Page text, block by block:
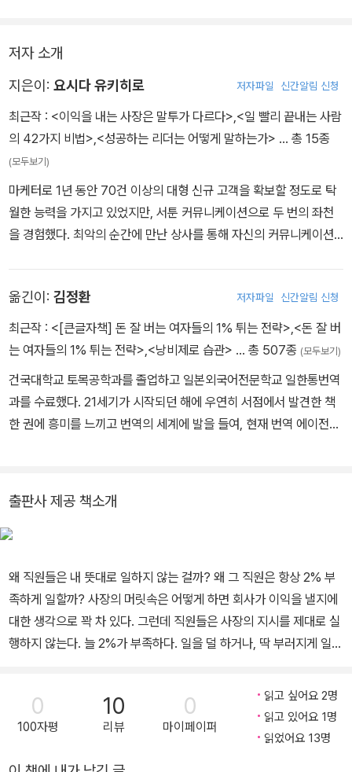
왜 직원들은 항상 내 말대로 일하지 않을까? 연간 130번 이상 강연을
하는 저자에게 수많은 사장이 고민을 토로하는데 가장 많았던 고민이
듣는 직원 간의 틈이 넓다는 뜻이다. 왜 사장이 하는 말을 직원은 못
알아들을까? 직원 잘못일까? 아니다. 사장 잘못이다.
사장의 머릿속에 있는 회사의 방향이나 이익을 얻을 멋진 전략은 사
장의 입을 거쳐 나가지만 직원의 귀에 전해지는 건 사장의 생각이 아
니라 사장의 말이다. 따라서 사장의 생각대로 직원이 움직여 주길 바
책은 먼저 직원이 쉽게 알아듣게 말하는 방법부터 설명한다. 그런 뒤,
제대로 지시하는 법과 제대로 칭찬하는 법, 질책하는 법에 대한 말투
기술을 알려 준다. 그리고 직원을 업무에 몰입하게 하는 말투, 직원들
7가지 유형별로 어떤 말투를 써야 하는지도 섬세하게 설명한다.
다시 한번 강조하지만 잊지 말아야 할 것은 ‘자신이 어떤 말을 하는
할 수 있게끔 말해야 한다. 그래야 직원에게 ‘내 일’이 되기 때문이다.
저자 소개
지은이: 요시다 유키히로 저자파일 신간알림 신청
최근작 : <이익을 내는 사장은 말투가 다르다> <일 빨리 끝내는 사람
의 42가지 비법> <성공하는 리더는 어떻게 말하는가> … 총 15종
(모두보기)
마케터로 1년 동안 70건 이상의 대형 신규 고객을 확보할 정도로 탁
월한 능력을 가지고 있었지만, 서툰 커뮤니케이션으로 두 번의 좌천
을 경험했다. 최악의 순간에 만난 상사를 통해 자신의 커뮤니케이션
개선한 뒤에는 5개월 연속 영업 실적 1위를 달성해 즉시 관리직으로
복귀했다. 그런 뒤에는 3개월 만에 잔업률을 제로로 만들고, 부하직
원의 퇴사율을 10분의 1로 줄이고, 매출도 전년도 대비 20퍼센트 상
설팅을 진행하다 폭발적인 호응을 얻었고, 현재는 독립해 경영자 및
관리자를 위한 연수, 강연, 컨설팅에 주력하고 있다. 말투 개선, 영업
력 향상, 칭찬법과 질책하는 법, 지시하는 법 등이 그의 컨설팅 주제
저서로는 《성공하는 리더는 어떻게 말하는가》《일 빨리 끝내는 사람
옮긴이: 김정환 저자파일 신간알림 신청
최근작 : <[큰글자책] 돈 잘 버는 여자들의 1% 튀는 전략> <돈 잘 버
는 여자들의 1% 튀는 전략> <낭비제로 습관> … 총 507종 (모두보기)
건국대학교 토목공학과를 졸업하고 일본외국어전문학교 일한통번역
과를 수료했다. 21세기가 시작되던 해에 우연히 서점에서 발견한 책
한 권에 흥미를 느끼고 번역의 세계에 발을 들여, 현재 번역 에이전시
중이다. 공대 출신의 번역가로서 공대의 특징인 논리성을 살리면서
번역에 필요한 문과의 감성을 접목하는 것이 목표다. 역서로는 《수학
성공의 길을 묻다》 등 다수가 있다.
출판사 제공 책소개
왜 직원들은 내 뜻대로 일하지 않는 걸까? 왜 그 직원은 항상 2% 부
족하게 일할까? 사장의 머릿속은 어떻게 하면 회사가 이익을 낼지에
대한 생각으로 꽉 차 있다. 그런데 직원들은 사장의 지시를 제대로 실
행하지 않는다. 늘 2%가 부족하다. 일을 덜 하거나, 딱 부러지게 일하
다. 미칠 노릇이다. 사장으로서 직원들에게 실망감과 분노가 밀려든
다. 직원들은 사장의 감정을 빠르게 간파한다. 주눅 들고 반감을 갖는
다. 회사 분위기는 엉망이 되고 업무 진행은 더뎌지며 이익 실현은 요
0
100자평
10
리뷰
0
마이페이퍼
읽고 싶어요 2명
읽고 있어요 1명
읽었어요 13명